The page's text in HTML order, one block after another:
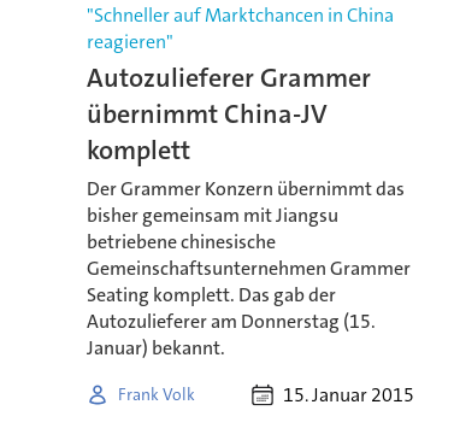
"Schneller auf Marktchancen in China
reagieren"
Autozulieferer Grammer
übernimmt China-JV
komplett
Der Grammer Konzern übernimmt das
bisher gemeinsam mit Jiangsu
betriebene chinesische
Gemeinschaftsunternehmen Grammer
Seating komplett. Das gab der
Autozulieferer am Donnerstag (15.
Januar) bekannt.
Frank Volk 15. Januar 2015